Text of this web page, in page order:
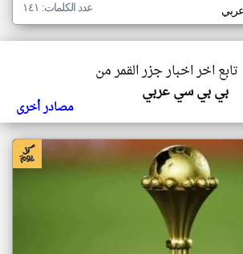
عدد الكلمات: ١٤١
تابع اخر اخبار جزر القمر من
بي بي سي عربي
مصادر أخرى